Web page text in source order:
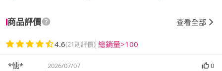
商品評價 查看全部
4.6(21則評價) 總銷量>100
*憓* 2026/07/07
0